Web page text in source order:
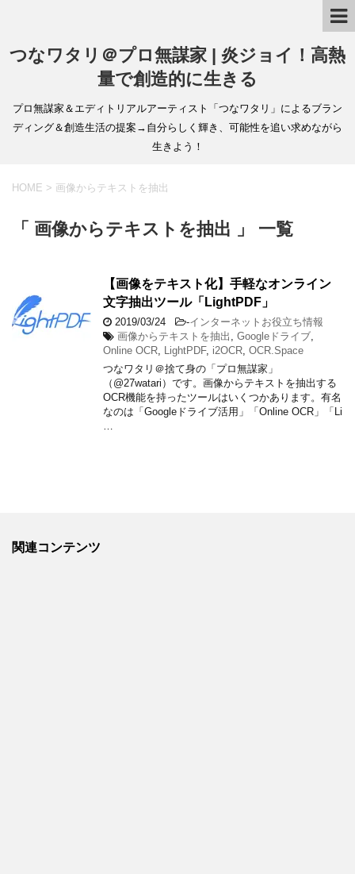
つなワタリ＠プロ無謀家 | 炎ジョイ！高熱
量で創造的に生きる
プロ無謀家＆エディトリアルアーティスト「つなワタリ」によるブラン
ディング＆創造生活の提案→自分らしく輝き、可能性を追い求めながら
生きよう！
HOME > 画像からテキストを抽出
「 画像からテキストを抽出 」 一覧
【画像をテキスト化】手軽なオンライン
文字抽出ツール「LightPDF」
2019/03/24 -インターネットお役立ち情報
画像からテキストを抽出
Googleドライブ
Online OCR LightPDF, i2OCR OCR.Space
つなワタリ＠捨て身の「プロ無謀家」
（@27watari）です。画像からテキストを抽出する
OCR機能を持ったツールはいくつかあります。有名
なのは「Googleドライブ活用」「Online OCR」「Li
関連コンテンツ